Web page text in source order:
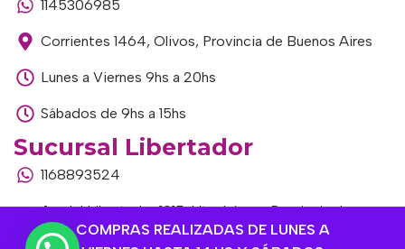
COMPRAS REALIZADAS DE LUNES A
1145306985
Corrientes 1464, Olivos, Provincia de Buenos Aires
Lunes a Viernes 9hs a 20hs
Sábados de 9hs a 15hs
Sucursal Libertador
1168893524
Av. del Libertador 1915, Vte. López, Provincia de
Buenos Aires